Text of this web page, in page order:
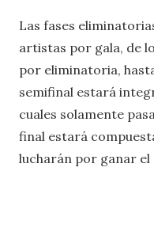
Las fases
artistas por gala, de
por eliminatoria,
semifinal estará
cuales solamente
final estará
lucharán por ganar el